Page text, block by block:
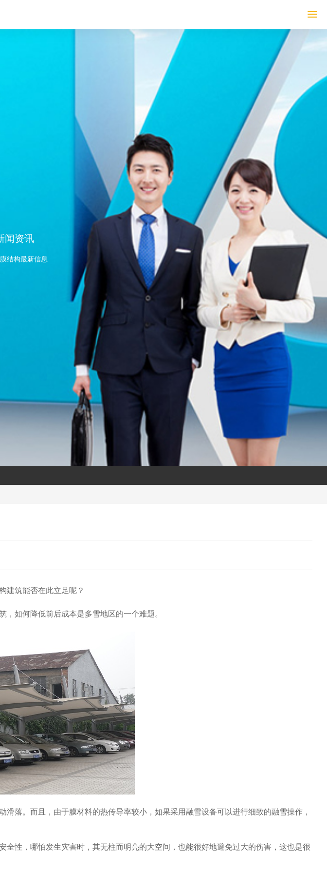
闻资讯
结构最新信息
建筑能否在此立足呢？
如何降低前后成本是多雪地区的一个难题。
落。而且，由于膜材料的热传导率较小，如果采用融雪设备可以进行细致的融雪操作，
性，哪怕发生灾害时，其无柱而明亮的大空间，也能很好地避免过大的伤害，这也是很